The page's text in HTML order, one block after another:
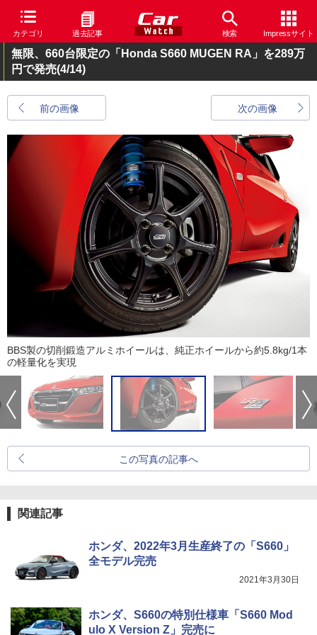
カテゴリ 過去記事 検索 Impressサイト
無限、660台限定の「Honda S660 MUGEN RA」を289万
円で発売(4/14)
前の画像 次の画像
BBS製の切削鍛造アルミホイールは、純正ホイールから約5.8kg/1本
の軽量化を実現
この写真の記事へ
関連記事
ホンダ、2022年3月生産終了の「S660」
全モデル完売
2021年3月30日
ホンダ、S660の特別仕様車「S660 Mod
ulo X Version Z」完売に